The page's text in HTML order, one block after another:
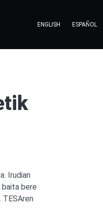
ENGLISH ESPAÑOL
Irudian
baita bere